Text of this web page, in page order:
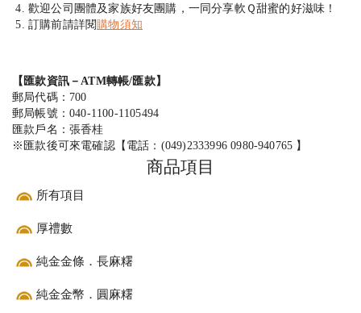
歡迎公司團體及家族好友團購，一同分享軟Ｑ甜蜜的好滋味！
訂購前請詳閱購物須知
【匯款資訊－ATM轉帳/匯款】
郵局代碼：700
郵局帳號： 040-1100-1105494
匯款戶名：張香桂
※匯款後可來電確認【電話： (049)2333996 0980-940765 】
商品項目
所有項目
厚禮數
純金金條．長麻糬
純金金幣．圓麻糬